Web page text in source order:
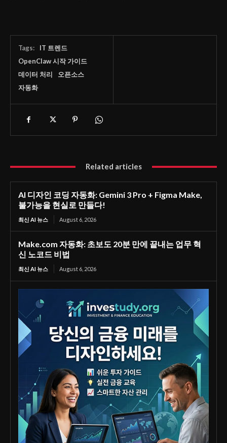
Tags:
IT 트렌드
OpenClaw 시작 가이드
데이터 처리
오픈소스
자동화
Related articles
AI 디자인 코딩 자동화: Gemini 3 Pro + Figma Make,
불가능을 현실로 만들다!
최신 AI 뉴스 August 6, 2026
Make.com 자동화: 초보도 20분 만에 끝내는 업무 혁
신 노코드 비법
최신 AI 뉴스 August 6, 2026